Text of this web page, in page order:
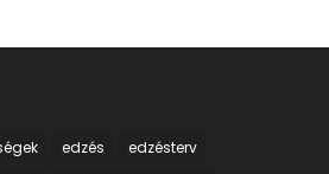
edzés
edzésterv